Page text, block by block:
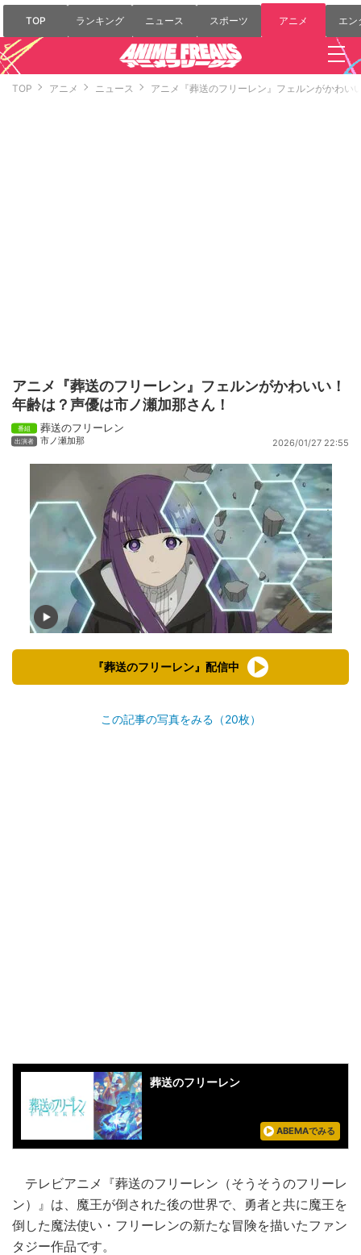
TOP ランキング ニュース スポーツ アニメ エン
TOP アニメ ニュース アニメ『葬送のフリーレン』フェルンがかわい
アニメ『葬送のフリーレン』フェルンがかわいい！
年齢は？声優は市ノ瀬加那さん！
葬送のフリーレン
市ノ瀬加那 2026/01/27 22:55
『葬送のフリーレン』配信中
この記事の写真をみる（20枚）
葬送のフリーレン
ABEMAでみる
テレビアニメ『葬送のフリーレン（そうそうのフリーレ
ン）』は、魔王が倒された後の世界で、勇者と共に魔王を
倒した魔法使い・フリーレンの新たな冒険を描いたファン
タジー作品です。